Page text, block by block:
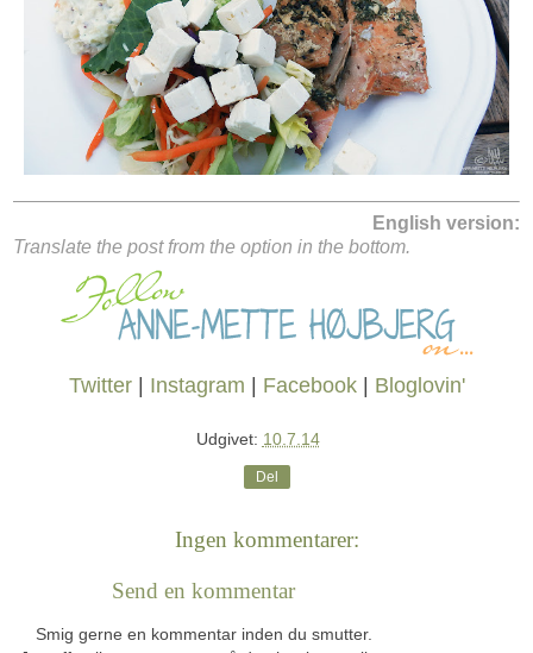
English version:
Translate the post from the option in the bottom.
Twitter| Instagram Facebook| Bloglovin'
Udgivet: 10.7.14
Del
Ingen kommentarer:
Send en kommentar
Smig gerne en kommentar inden du smutter.